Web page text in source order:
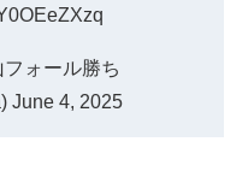
ォール勝ち
June 4, 2025